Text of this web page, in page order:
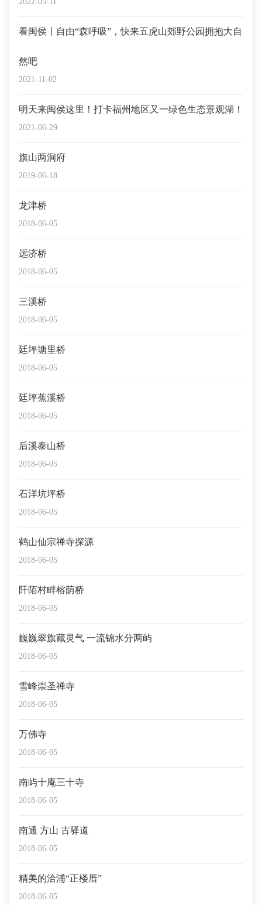
2021-11-02
看闽侯丨自由“森呼吸”，快来五虎山郊野公园拥抱大自
然吧
2021-06-29
明天来闽侯这里！打卡福州地区又一绿色生态景观湖！
2019-06-18
旗山两洞府
2018-06-05
龙津桥
2018-06-05
远济桥
2018-06-05
三溪桥
2018-06-05
廷坪塘里桥
2018-06-05
廷坪蕉溪桥
2018-06-05
后溪泰山桥
2018-06-05
石洋坑坪桥
2018-06-05
鹤山仙宗禅寺探源
2018-06-05
阡陌村畔榕荫桥
2018-06-05
巍巍翠旗藏灵气 一流锦水分两屿
2018-06-05
雪峰崇圣禅寺
2018-06-05
万佛寺
2018-06-05
南屿十庵三十寺
2018-06-05
南通 方山 古驿道
2018-06-05
精美的洽浦“正楼厝”